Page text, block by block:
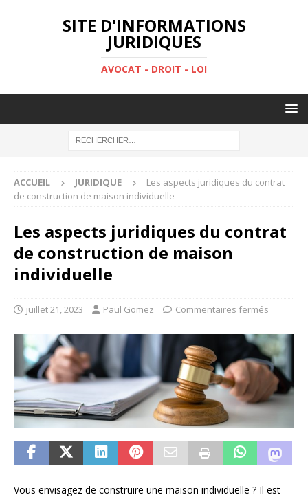
SITE D'INFORMATIONS
JURIDIQUES
AVOCAT - DROIT - LOI
ACCUEIL JURIDIQUE
Les aspects juridiques du contrat
de construction de maison individuelle
Les aspects juridiques du contrat
de construction de maison
individuelle
juillet 21, 2023 Paul Gomez Commentaires fermés
Vous envisagez de construire une maison individuelle ? Il est